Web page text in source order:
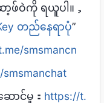
ာ့ဖ်ဝဲကို ရယူပါ။，
တည်နေရာပုံ”
smsmancn
င်မှု： https://t.